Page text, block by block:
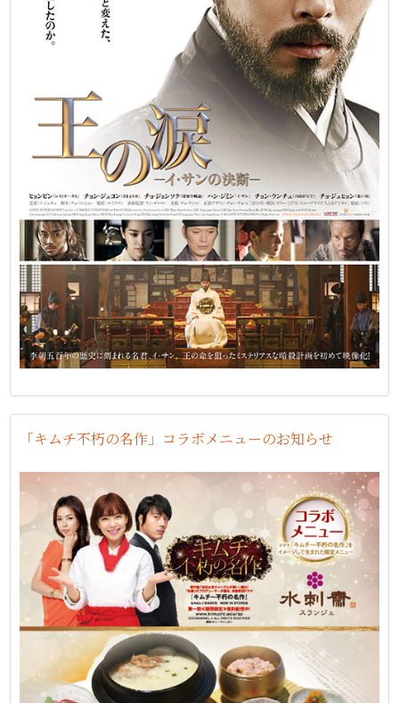
「キムチ不朽の名作」コラボメニューのお知らせ